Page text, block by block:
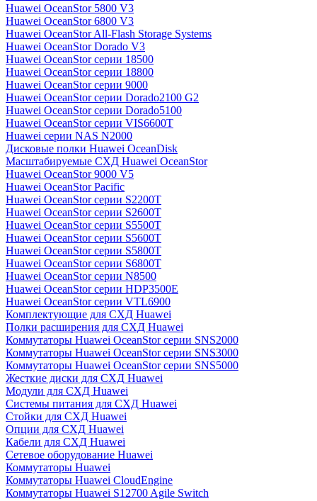
Huawei OceanStor 5800 V3
Huawei OceanStor 6800 V3
Huawei OceanStor All-Flash Storage Systems
Huawei OceanStor Dorado V3
Huawei OceanStor серии 18500
Huawei OceanStor серии 18800
Huawei OceanStor серии 9000
Huawei OceanStor серии Dorado2100 G2
Huawei OceanStor серии Dorado5100
Huawei OceanStor серии VIS6600T
Huawei серии NAS N2000
Дисковые полки Huawei OceanDisk
Масштабируемые СХД Huawei OceanStor
Huawei OceanStor 9000 V5
Huawei OceanStor Pacific
Huawei OceanStor серии S2200T
Huawei OceanStor серии S2600T
Huawei OceanStor серии S5500T
Huawei OceanStor серии S5600T
Huawei OceanStor серии S5800T
Huawei OceanStor серии S6800T
Huawei OceanStor серии N8500
Huawei OceanStor серии HDP3500E
Huawei OceanStor серии VTL6900
Комплектующие для СХД Huawei
Полки расширения для СХД Huawei
Коммутаторы Huawei OceanStor серии SNS2000
Коммутаторы Huawei OceanStor серии SNS3000
Коммутаторы Huawei OceanStor серии SNS5000
Жесткие диски для СХД Huawei
Модули для СХД Huawei
Системы питания для СХД Huawei
Стойки для СХД Huawei
Опции для СХД Huawei
Кабели для СХД Huawei
Сетевое оборудование Huawei
Коммутаторы Huawei
Коммутаторы Huawei CloudEngine
Коммутаторы Huawei S12700 Agile Switch